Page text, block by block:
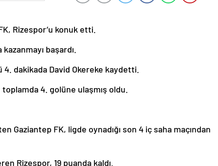
Rizespor’u konuk etti.
başardı.
dakikada David Okereke kaydetti.
4. golüne ulaşmış oldu.
Gaziantep FK, ligde oynadığı son 4 iç saha maçından
Rizespor, 19 puanda kaldı.